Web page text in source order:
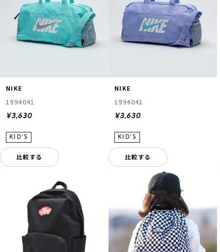
NIKE
1994041
¥3,630
比較する
NIKE
1994041
¥3,630
比較する